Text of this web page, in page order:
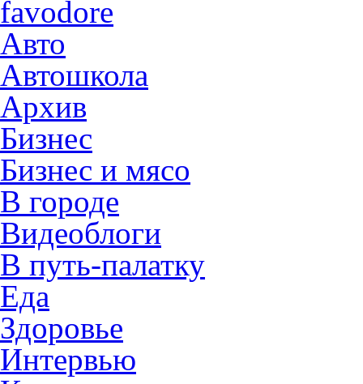
favodore
Авто
Автошкола
Архив
Бизнес
Бизнес и мясо
В городе
Видеоблоги
В путь-палатку
Еда
Здоровье
Интервью